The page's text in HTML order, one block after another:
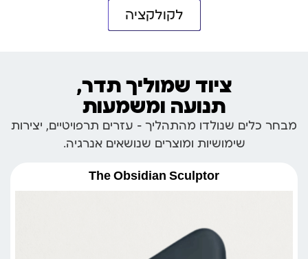
לקולקציה
ציוד שמוליך תדר,
תנועה ומשמעות
מבחר כלים שנולדו מהתהליך – עזרים תרפויטיים, יצירות
שימושיות ומוצרים שנושאים אנרגיה.
The Obsidian Sculptor